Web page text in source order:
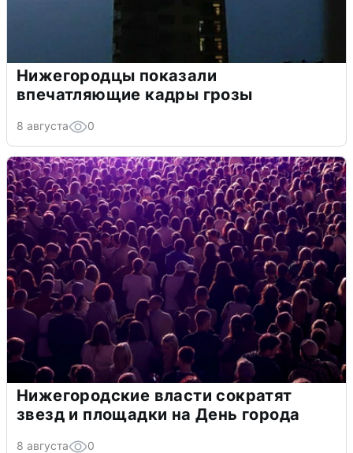
Нижегородцы показали
впечатляющие кадры грозы
8 августа 0
Нижегородские власти сократят
звезд и площадки на День города
8 августа 0